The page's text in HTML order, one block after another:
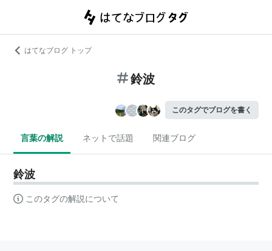
はてなブログ トップ
鈴波
このタグでブログを書く
言葉の解説 ネットで話題 関連ブログ
鈴波
このタグの解説について